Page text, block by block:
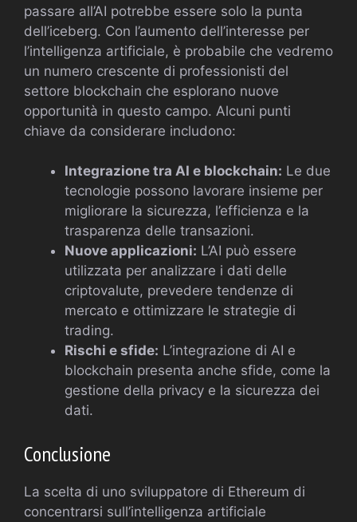
passare all’AI potrebbe essere solo la punta
dell’iceberg. Con l’aumento dell’interesse per
l’intelligenza artificiale, è probabile che vedremo
un numero crescente di professionisti del
settore blockchain che esplorano nuove
opportunità in questo campo. Alcuni punti
chiave da considerare includono:
Integrazione tra AI e blockchain: Le due
tecnologie possono lavorare insieme per
migliorare la sicurezza, l’efficienza e la
trasparenza delle transazioni.
Nuove applicazioni: L’AI può essere
utilizzata per analizzare i dati delle
criptovalute, prevedere tendenze di
mercato e ottimizzare le strategie di
trading.
Rischi e sfide: L’integrazione di AI e
blockchain presenta anche sfide, come la
gestione della privacy e la sicurezza dei
dati.
Conclusione
La scelta di uno sviluppatore di Ethereum di
concentrarsi sull’intelligenza artificiale